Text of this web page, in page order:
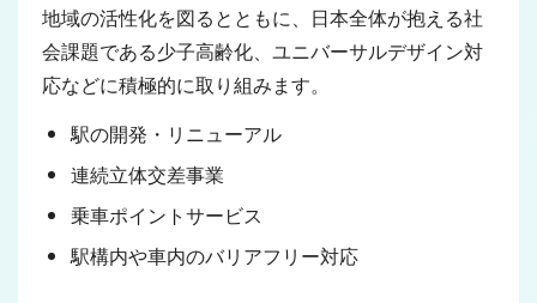
地域の活性化を図るとともに、日本全体が抱える社
会課題である少子高齢化、ユニバーサルデザイン対
応などに積極的に取り組みます。
駅の開発・リニューアル
連続立体交差事業
乗車ポイントサービス
駅構内や車内のバリアフリー対応